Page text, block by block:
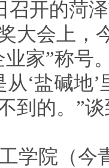
召开的菏
大会上，
家”称号
从‘盐碱地
到的。”
学院（今